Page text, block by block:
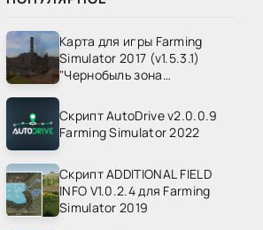
Карта для игры Farming
Simulator 2017 (v1.5.3.1)
"Чернобыль зона
Скрипт AutoDrive v2.0.0.9
Farming Simulator 2022
Скрипт ADDITIONAL FIELD
INFO V1.0.2.4 для Farming
Simulator 2019